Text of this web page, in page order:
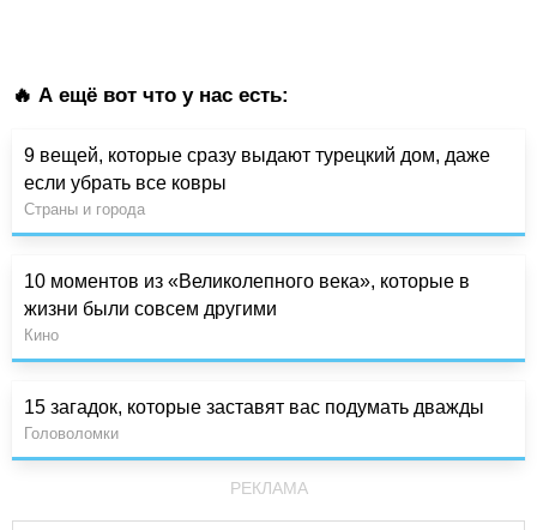
🔥 А ещё вот что у нас есть:
9 вещей, которые сразу выдают турецкий дом, даже
если убрать все ковры
Страны и города
10 моментов из «Великолепного века», которые в
жизни были совсем другими
Кино
15 загадок, которые заставят вас подумать дважды
Головоломки
РЕКЛАМА